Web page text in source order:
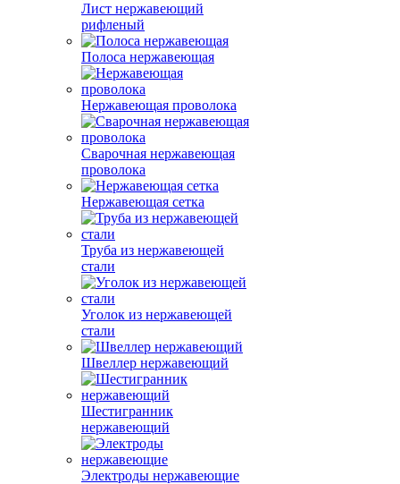
Лист нержавеющий
рифленый
Полоса нержавеющая
Нержавеющая проволока
Сварочная нержавеющая
проволока
Нержавеющая сетка
Труба из нержавеющей
стали
Уголок из нержавеющей
стали
Швеллер нержавеющий
Шестигранник
нержавеющий
Электроды нержавеющие